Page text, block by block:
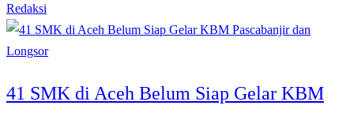
Redaksi
41 SMK di Aceh Belum Siap Gelar KBM